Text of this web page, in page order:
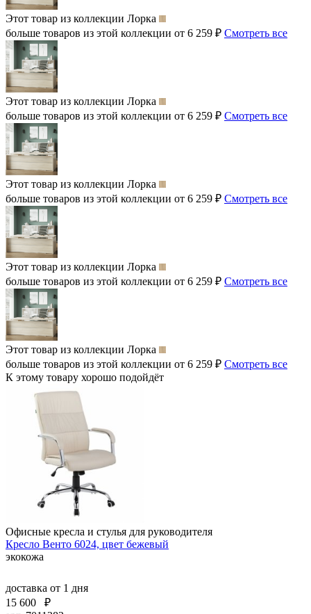
Этот товар из коллекции Лорка
больше товаров из этой коллекции от 6 259 ₽ Смотреть все
Этот товар из коллекции Лорка
больше товаров из этой коллекции от 6 259 ₽ Смотреть все
Этот товар из коллекции Лорка
больше товаров из этой коллекции от 6 259 ₽ Смотреть все
Этот товар из коллекции Лорка
больше товаров из этой коллекции от 6 259 ₽ Смотреть все
Этот товар из коллекции Лорка
больше товаров из этой коллекции от 6 259 ₽ Смотреть все
К этому товару хорошо подойдёт
Офисные кресла и стулья для руководителя
Кресло Венто 6024, цвет бежевый
экокожа
доставка от 1 дня
15 600
₽